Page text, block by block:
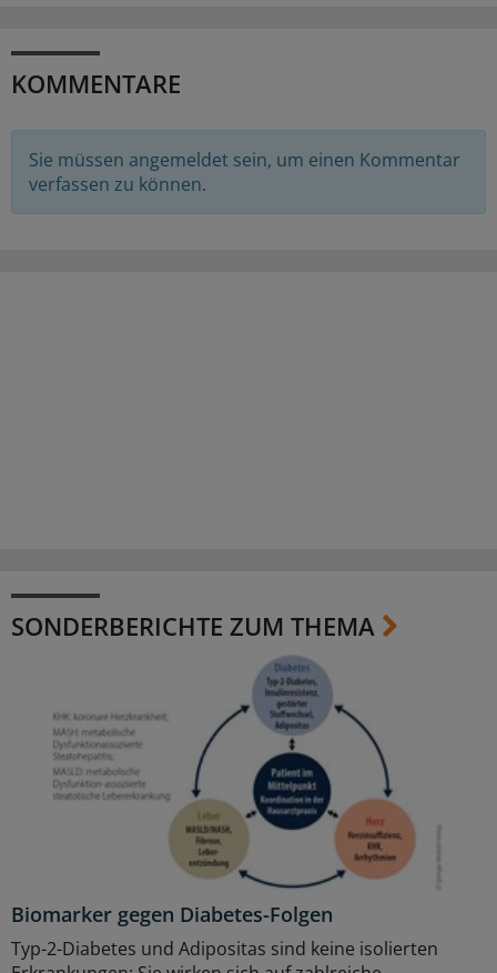
KOMMENTARE
Sie müssen angemeldet sein, um einen Kommentar
verfassen zu können.
SONDERBERICHTE ZUM THEMA
Biomarker gegen Diabetes-Folgen
Typ-2-Diabetes und Adipositas sind keine isolierten